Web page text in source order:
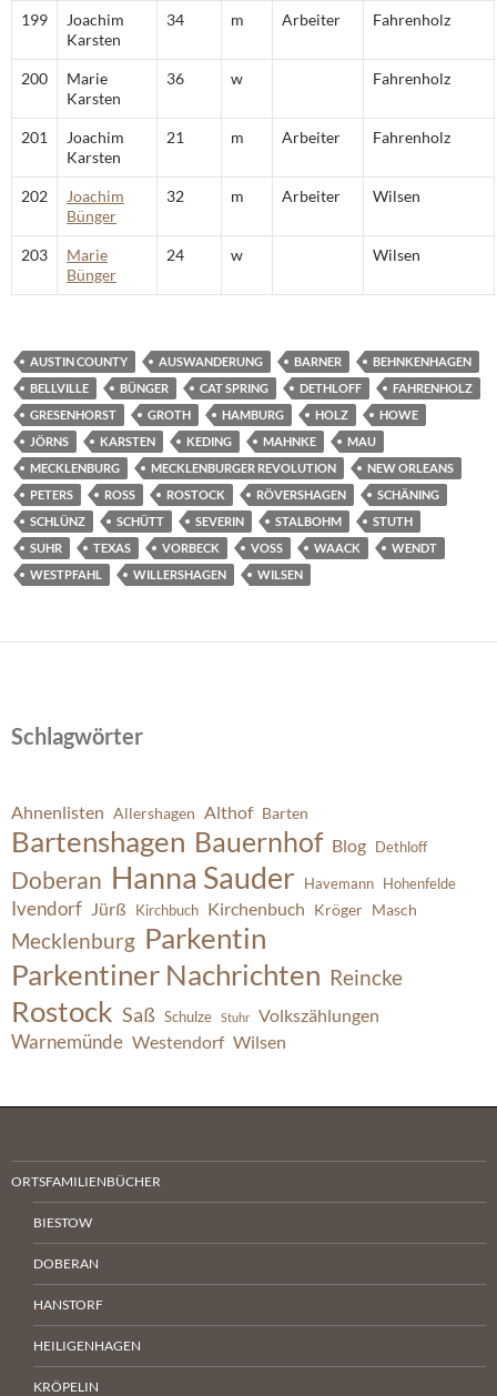
199
Joachim
Karsten
34 m Arbeiter Fahrenholz
200
Marie
Karsten
36 w Fahrenholz
201
Joachim
Karsten
21 m Arbeiter Fahrenholz
202
Joachim
Bünger
32 m Arbeiter Wilsen
203
Marie
Bünger
24 w Wilsen
AUSTIN COUNTY AUSWANDERUNG BARNER
BEHNKENHAGEN
BELLVILLE
BÜNGER CAT SPRING DETHLOFF
FAHRENHOLZ
GRESENHORST
GROTH HAMBURG HOLZ
HOWE
JÖRNS
KARSTEN KEDING MAHNKE
MAU
MECKLENBURG
MECKLENBURGER REVOLUTION
NEW ORLEANS
PETERS
ROSS ROSTOCK RÖVERSHAGEN
SCHÄNING
SCHLÜNZ
SCHÜTT SEVERIN STALBOHM
STUTH
SUHR
TEXAS VORBECK VOSS WAACK
WENDT
WESTPFAHL
WILLERSHAGEN WILSEN
Schlagwörter
Ahnenlisten Allershagen Althof Barten
Bartenshagen Bauernhof Blog Dethloff
Doberan Hanna Sauder Havemann Hohenfelde
Ivendorf Jürß Kirchbuch Kirchenbuch Kröger Masch
Mecklenburg Parkentin
Parkentiner Nachrichten Reincke
Rostock Saß Schulze Stuhr Volkszählungen
Warnemünde Westendorf Wilsen
ORTSFAMILIENBÜCHER
BIESTOW
DOBERAN
HANSTORF
HEILIGENHAGEN
KRÖPELIN